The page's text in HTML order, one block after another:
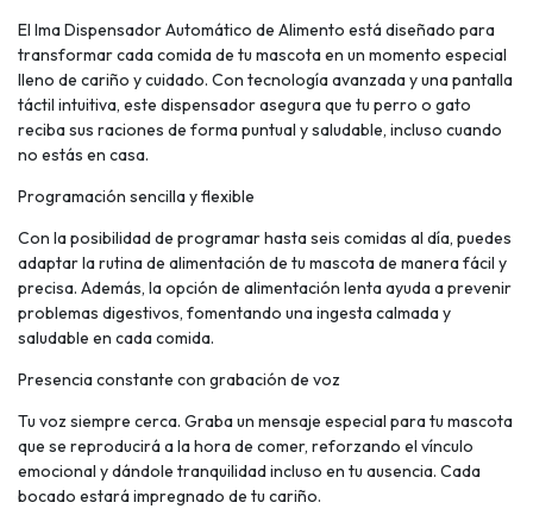
El Ima Dispensador Automático de Alimento está diseñado para
transformar cada comida de tu mascota en un momento especial
lleno de cariño y cuidado. Con tecnología avanzada y una pantalla
táctil intuitiva, este dispensador asegura que tu perro o gato
reciba sus raciones de forma puntual y saludable, incluso cuando
no estás en casa.
Programación sencilla y flexible
Con la posibilidad de programar hasta seis comidas al día, puedes
adaptar la rutina de alimentación de tu mascota de manera fácil y
precisa. Además, la opción de alimentación lenta ayuda a prevenir
problemas digestivos, fomentando una ingesta calmada y
saludable en cada comida.
Presencia constante con grabación de voz
Tu voz siempre cerca. Graba un mensaje especial para tu mascota
que se reproducirá a la hora de comer, reforzando el vínculo
emocional y dándole tranquilidad incluso en tu ausencia. Cada
bocado estará impregnado de tu cariño.